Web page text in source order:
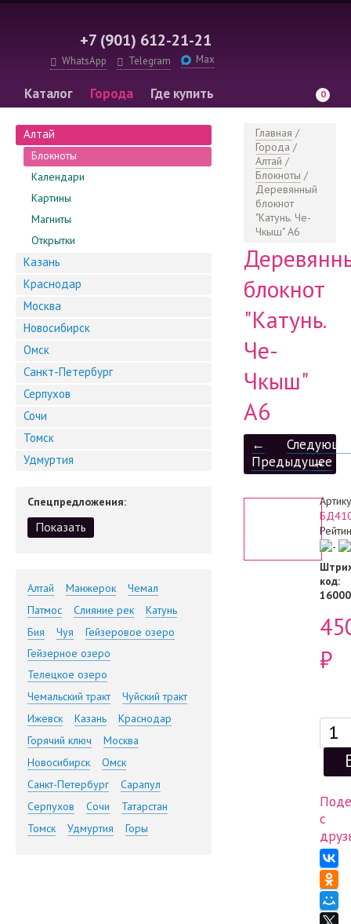
+7 (901) 612-21-21
WhatsApp Telegram Max
Каталог Города
Где купить
Информация
0
Алтай
Блокноты
Календари
Картины
Магниты
Открытки
Казань
Краснодар
Москва
Новосибирск
Омск
Санкт-Петербург
Серпухов
Сочи
Томск
Удмуртия
Спецпредложения:
Алтай Манжерок
Чемал
Патмос
Слияние рек
Катунь
Бия
Чуя
Гейзеровое озеро
Гейзерное озеро
Телецкое озеро
Чемальский тракт
Чуйский тракт
Ижевск
Казань
Краснодар
Горячий ключ
Москва
Новосибирск
Омск
Санкт-Петербург
Сарапул
Серпухов
Сочи
Татарстан
Томск
Удмуртия Горы
Главная /
Города /
Алтай /
Блокноты /
Деревянный
блокнот
"Катунь. Че-
Чкыш" А6
блокнот
"Катунь.
Че-
Чкыш"
А6
←
Предыдущее
→
код:
₽
с